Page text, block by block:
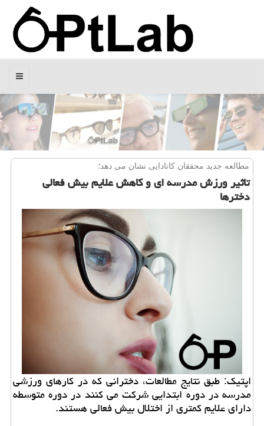
منو
مطالعه جدید محققان كانادایی نشان می دهد؛
تاثیر ورزش مدرسه ای و كاهش علایم بیش فعالی
دخترها
اپتیك: طبق نتایج مطالعات، دخترانی كه در كارهای ورزشی
مدرسه در دوره ابتدایی شركت می كنند در دوره متوسطه
دارای علایم كمتری از اختلال بیش فعالی هستند.